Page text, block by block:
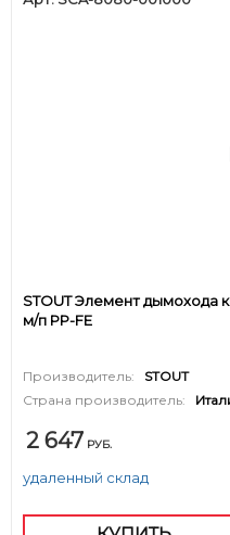
STOUT Элемент дымохода
м/п PP-FE
Производитель:
STOUT
Страна производитель:
2 647 РУБ.
удаленный склад